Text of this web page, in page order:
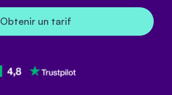
Obtenir un tarif